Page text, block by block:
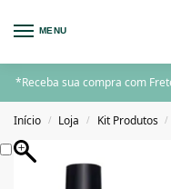
MENU
*Receba sua compra com
Início / Loja / Kit Produtos /